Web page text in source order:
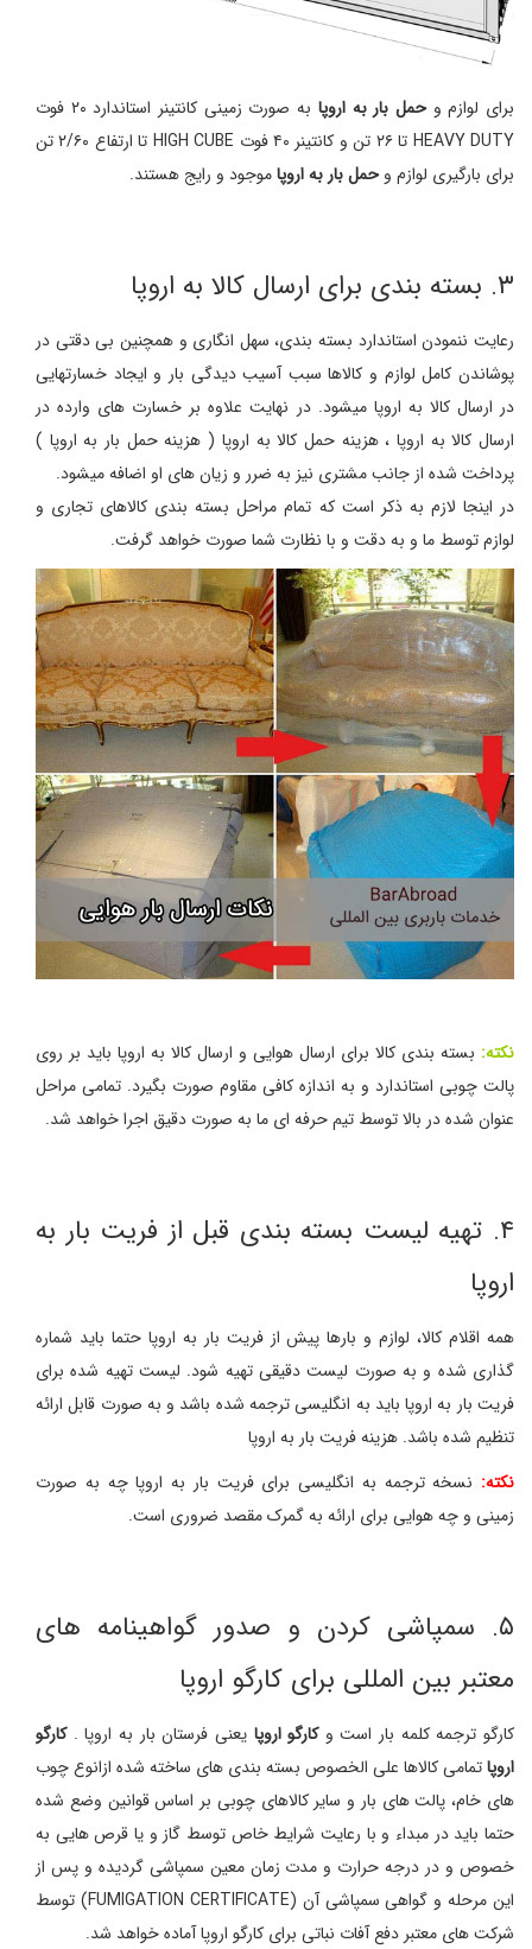
برای لوازم و حمل بار به اروپا
به صورت زمینی کانتینر استاندارد ۲۰ فوت
HEAVY DUTY تا ۲۶ تن و کانتینر ۴۰ فوت HIGH CUBE تا ارتفاع ۲/۶۰ تن
برای بارگیری لوازم وحمل بار به اروپاموجود و رایج هستند.
۳. بسته بندی برای ارسال کالا به اروپا
رعایت ننمودن استاندارد بسته بندی، سهل انگاری و همچنین بی دقتی در
پوشاندن کامل لوازم و کالاها سبب آسیب دیدگی بار و ایجاد خسارتهایی
در ارسال کالا به اروپا میشود. در نهایت علاوه بر خسارت های وارده در
ارسال کالا به اروپا ، هزینه حمل کالا به اروپا ( هزینه حمل بار به اروپا )
پرداخت شده از جانب مشتری نیز به ضرر و زیان های او اضافه میشود.
در اینجا لازم به ذکر است که تمام مراحل بسته بندی کالاهای تجاری و
لوازم توسط ما و به دقت و با نظارت شما صورت خواهد گرفت.
نکته: بسته بندی کالا برای ارسال هوایی و ارسال کالا به اروپا باید بر روی
پالت چوبی استاندارد و به اندازه کافی مقاوم صورت بگیرد. تمامی مراحل
عنوان شده در بالا توسط تیم حرفه ای ما به صورت دقیق اجرا خواهد شد.
۴. تهیه لیست بسته بندی قبل از فریت بار به
اروپا
همه اقلام کالا، لوازم و بارها پیش از فریت بار به اروپا حتما باید شماره
گذاری شده و به صورت لیست دقیقی تهیه شود. لیست تهیه شده برای
فریت بار به اروپا باید به انگلیسی ترجمه شده باشد و به صورت قابل ارائه
تنظیم شده باشد. هزینه فریت بار به اروپا
نکته: نسخه ترجمه به انگلیسی برای فریت بار به اروپا چه به صورت
زمینی و چه هوایی برای ارائه به گمرک مقصد ضروری است.
۵. سمپاشی کردن و صدور گواهینامه های
معتبر بین المللی برای کارگو اروپا
کارگو ترجمه کلمه بار است وکارگو اروپا یعنی فرستان بار به اروپا .کارگو
اروپاتمامی کالاها علی الخصوص بسته بندی های ساخته شده ازانوع چوب
های خام، پالت های بار و سایر کالاهای چوبی بر اساس قوانین وضع شده
حتما باید در مبداء و با رعایت شرایط خاص توسط گاز و یا قرص هایی به
خصوص و در درجه حرارت و مدت زمان معین سمپاشی گردیده و پس از
این مرحله و گواهی سمپاشی آن (FUMIGATION CERTIFICATE) توسط
شرکت های معتبر دفع آفات نباتی برای کارگو اروپا آماده خواهد شد.